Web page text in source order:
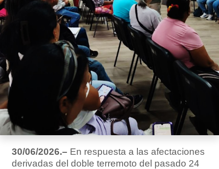
30/06/2026.– En respuesta a las afectaciones
derivadas del doble terremoto del pasado 24